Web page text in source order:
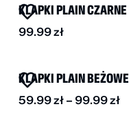
KLAPKI PLAIN CZARNE
99.99zł
KLAPKI PLAIN BEŻOWE
59.99zł – 99.99zł